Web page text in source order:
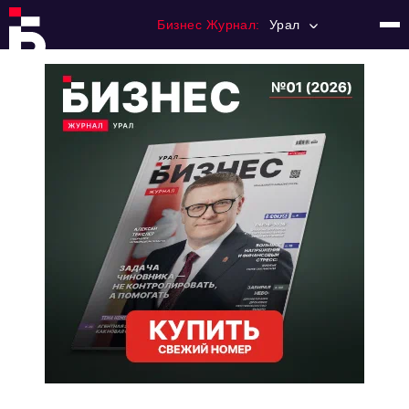
Бизнес Журнал: Урал
Тема номера